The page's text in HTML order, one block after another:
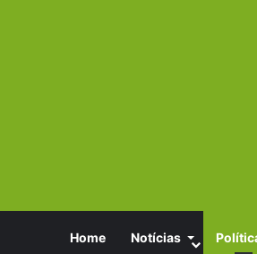
Home Notícias